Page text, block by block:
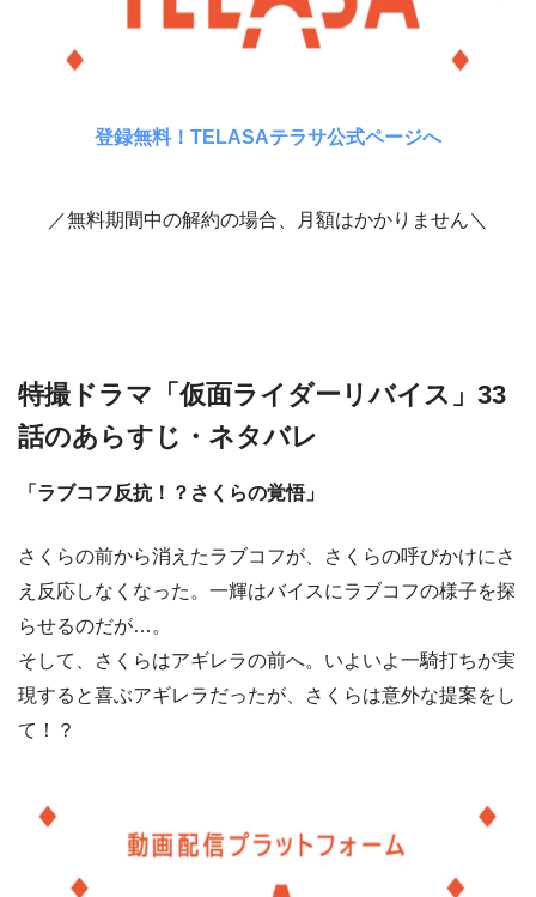
登録無料！TELASAテラサ公式ページへ
／無料期間中の解約の場合、月額はかかりません＼
特撮ドラマ「仮面ライダーリバイス」33
話のあらすじ・ネタバレ
「ラブコフ反抗！？さくらの覚悟」
さくらの前から消えたラブコフが、さくらの呼びかけにさ
え反応しなくなった。一輝はバイスにラブコフの様子を探
らせるのだが…。
そして、さくらはアギレラの前へ。いよいよ一騎打ちが実
現すると喜ぶアギレラだったが、さくらは意外な提案をし
て！？